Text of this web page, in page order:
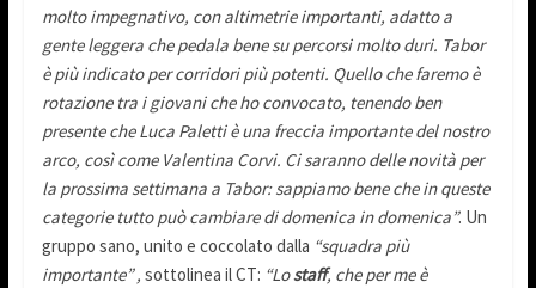
molto impegnativo, con altimetrie importanti, adatto a
gente leggera che pedala bene su percorsi molto duri. Tabor
è più indicato per corridori più potenti. Quello che faremo è
rotazione tra i giovani che ho convocato, tenendo ben
presente che Luca Paletti è una freccia importante del nostro
arco, così come Valentina Corvi. Ci saranno delle novità per
la prossima settimana a Tabor: sappiamo bene che in queste
categorie tutto può cambiare di domenica in domenica”. Un
gruppo sano, unito e coccolato dalla “squadra più
importante” , sottolinea il CT: “Lostaff, che per me è